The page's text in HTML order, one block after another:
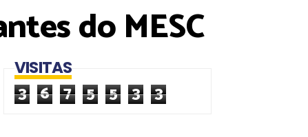
do MESC
VISITAS
3 6 7 5 5 3 3